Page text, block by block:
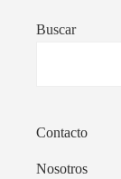
Buscar
Contacto
Nosotros